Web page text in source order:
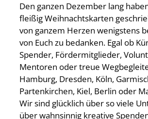
Den ganzen Dezember lang
fleißig Weihnachtskarten
von ganzem Herzen wenigstens
von Euch zu bedanken. Egal ob
Spender, Fördermitglieder,
Mentoren oder treue
Hamburg, Dresden, Köln,
Partenkirchen, Kiel, Berlin oder
Wir sind glücklich über so viele
über wahnsinnig kreative